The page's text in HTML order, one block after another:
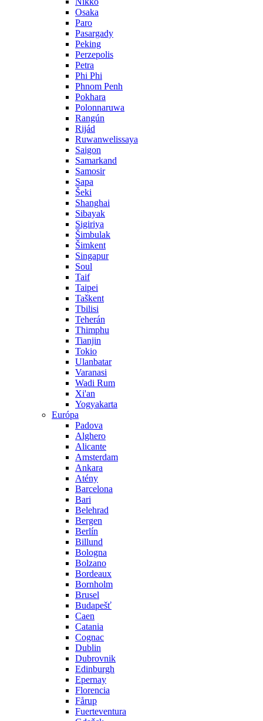
Osaka
Paro
Pasargady
Peking
Perzepolis
Petra
Phi Phi
Phnom Penh
Pokhara
Polonnaruwa
Rangún
Rijád
Ruwanwelissaya
Saigon
Samarkand
Samosir
Sapa
Šeki
Shanghai
Sibayak
Sigiriya
Šimbulak
Šimkent
Singapur
Soul
Taif
Taipei
Taškent
Tbilisi
Teherán
Thimphu
Tianjin
Tokio
Ulanbatar
Varanasi
Wadi Rum
Xi'an
Yogyakarta
Európa
Padova
Alghero
Alicante
Amsterdam
Ankara
Atény
Barcelona
Bari
Belehrad
Bergen
Berlín
Billund
Bologna
Bolzano
Bordeaux
Bornholm
Brusel
Budapešť
Caen
Catania
Cognac
Dublin
Dubrovnik
Edinburgh
Epernay
Florencia
Fårup
Fuerteventura